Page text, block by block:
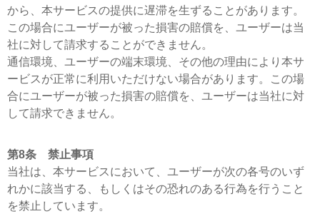
から、本サービスの提供に遅滞を生ずることがあります。
この場合にユーザーが被った損害の賠償を、ユーザーは当
社に対して請求することができません。
通信環境、ユーザーの端末環境、その他の理由により本サ
ービスが正常に利用いただけない場合があります。この場
合にユーザーが被った損害の賠償を、ユーザーは当社に対
して請求できません。
第8条 禁止事項
当社は、本サービスにおいて、ユーザーが次の各号のいず
れかに該当する、もしくはその恐れのある行為を行うこと
を禁止しています。